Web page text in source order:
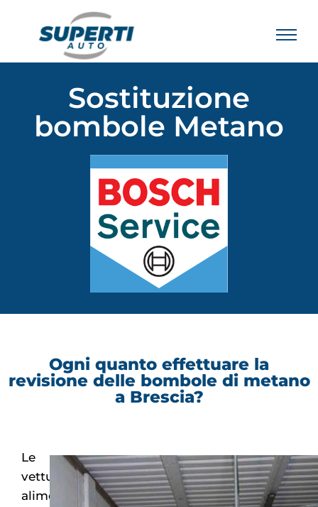
Sostituzione
bombole Metano
Ogni quanto effettuare la
revisione delle bombole di metano
a Brescia?
Le
vetture
alimentate